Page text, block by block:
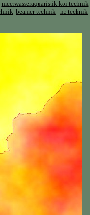
meerwasseraquaristik koi technik
beamer technik nc technik